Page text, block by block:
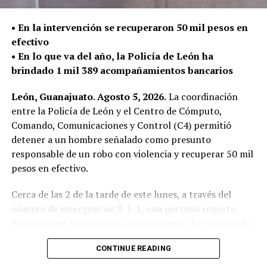
para la ciudadanía.
La Secretaría de Seguridad, Prevención y Protección
Ciudadana reitera que estos operativos continuarán
puntos del municipio, con el firme compromiso de
salvaguardar la vida de las personas y fortalecer la
seguridad en las vialidades.
Asimismo, agradece a la ciudadanía por reportar este
tipo de conductas a través de las redes sociales y los
canales de emergencia 9-1-1, ya que su participación es
todas y todos.
• En la intervención se recuperaron 50 mil pesos en
efectivo
• En lo que va del año, la Policía de León ha
brindado 1 mil 389 acompañamientos bancarios
León, Guanajuato. Agosto 5, 2026.La coordinación
entre la Policía de León y el Centro de Cómputo,
Comando, Comunicaciones y Control (C4) permitió
detener a un hombre señalado como presunto
responsable de un robo con violencia y recuperar 50 mil
pesos en efectivo.
Cerca de las 2 de la tarde de este lunes, a través del
número de emergencias 9-1-1, una persona reporto
de dinero en efectivo a la altura del bulevar Paseo de los
CONTINUE READING